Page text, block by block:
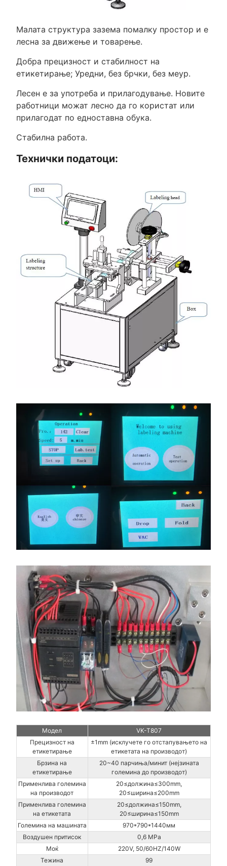
Малата структура зазема помалку простор и е
лесна за движење и товарење.
Добра прецизност и стабилност на
етикетирање; Уредни, без брчки, без меур.
Лесен е за употреба и прилагодување. Новите
работници можат лесно да го користат или
прилагодат по едноставна обука.
Стабилна работа.
Технички податоци:
Модел
VK-T807
Прецизност на
етикетирање
±1mm (исклучете го отстапувањето на
етикетата на производот)
Брзина на
етикетирање
20~40 парчиња/минит (нејзината
големина до производот)
Применлива големина
на производот
20≤должина≤300mm,
20≤ширина≤200mm
Применлива големина
на етикетата
20≤должина≤150mm,
20≤ширина≤150mm
Големина на машината
970*790*1440мм
Воздушен притисок
0,6 MPa
Моќ
220V, 50/60HZ/140W
Тежина
99